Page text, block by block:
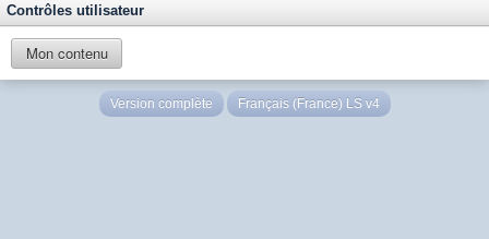
Contrôles utilisateur
Mon contenu
Version complète Français (France) LS v4